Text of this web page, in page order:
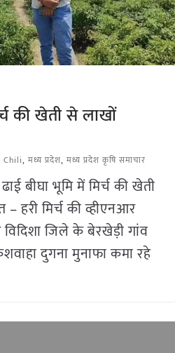
की खेती से लाखों
Chili, मध्य प्रदेश, मध्य प्रदेश कृषि समाचार
बीघा भूमि में मिर्च की खेती
हरी मिर्च की व्हीएनआर
जिले के बेरखेड़ी गांव
दुगना मुनाफा कमा रहे